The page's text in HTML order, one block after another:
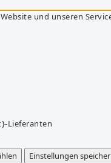
und unseren
Lieferanten
Einstellungen